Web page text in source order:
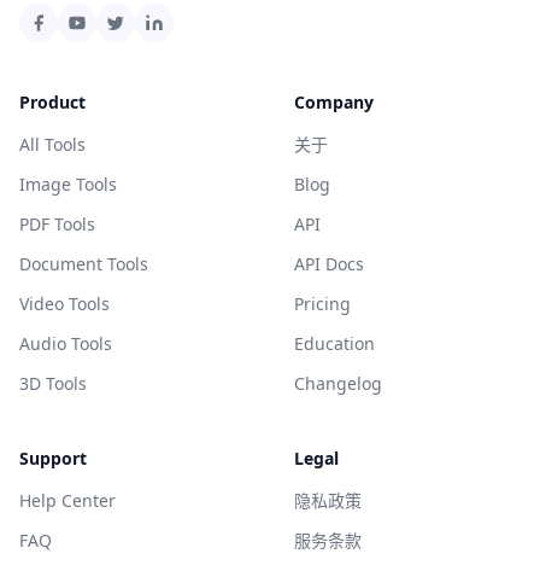
Product
All Tools
Image Tools
PDF Tools
Document Tools
Video Tools
Audio Tools
3D Tools
Company
关于
Blog
API
API Docs
Pricing
Education
Changelog
Support
Help Center
FAQ
Legal
隐私政策
服务条款